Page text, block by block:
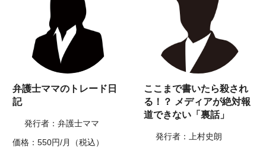
弁護士ママのトレード日
記
発行者：弁護士ママ
価格：550円/月（税込）
ここまで書いたら殺され
る！？ メディアが絶対報
道できない「裏話」
発行者：上村史朗